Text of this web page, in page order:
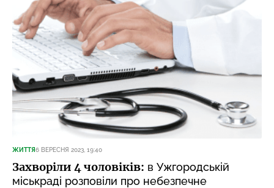
ЖИТТЯ6 ВЕРЕСНЯ 2023, 19:40
Захворіли 4 чоловіків: в Ужгородській
міськраді розповіли про небезпечне